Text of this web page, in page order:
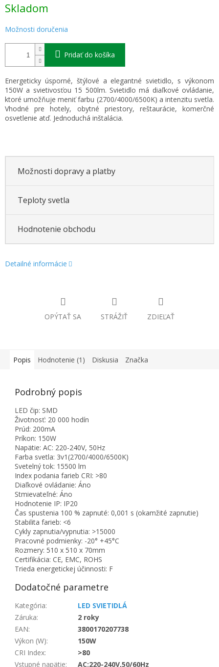
cena:
Skladom
Možnosti doručenia
Pridať do košíka
Energeticky úsporné, štýlové a elegantné svietidlo, s výkonom
150W a svietivosťou 15 500lm. Svietidlo má diaľkové ovládanie,
ktoré umožňuje meniť farbu (2700/4000/6500K) a intenzitu svetla.
Vhodné pre hotely, obytné priestory, reštaurácie, komerčné
osvetlenie atď. Jednoduchá inštalácia.
Možnosti dopravy a platby
Teploty svetla
Hodnotenie obchodu
Detailné informácie
OPÝTAŤ SA STRÁŽIŤ ZDIEĽAŤ
Popis Hodnotenie (1) Diskusia Značka
Podrobný popis
LED čip: SMD
Životnosť: 20 000 hodín
Prúd: 200mA
Príkon: 150W
Napätie: AC: 220-240V, 50Hz
Farba svetla: 3v1(2700/4000/6500K)
Svetelný tok: 15500 lm
Index podania farieb CRI: >80
Diaľkové ovládanie: Áno
Stmievateľné: Áno
Hodnotenie IP: IP20
Čas spustenia 100 % zapnuté: 0,001 s (okamžité zapnutie)
Stabilita farieb: <6
Cykly zapnutia/vypnutia: >15000
Pracovné podmienky: -20° +45°C
Rozmery: 510 x 510 x 70mm
Certifikácia: CE, EMC, ROHS
Trieda energetickej účinnosti: F
Dodatočné parametre
Kategória:
LED SVIETIDLÁ
Záruka:
2 roky
EAN:
3800170207738
Výkon (W):
150W
CRI Index:
>80
Vstupné napätie:
AC:220-240V,50/60Hz